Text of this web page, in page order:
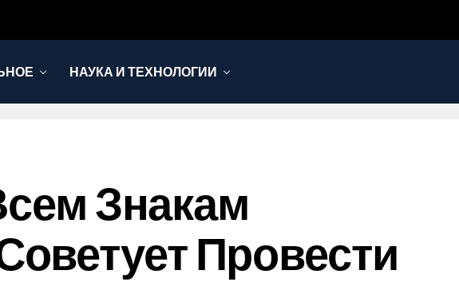
НАУКА И ТЕХНОЛОГИИ
Знакам
Провести